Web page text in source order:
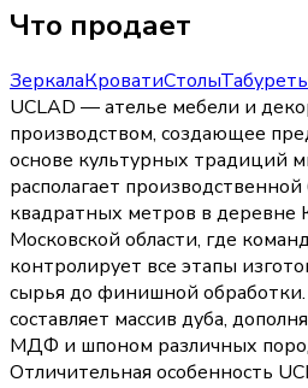
Что продает
ЗеркалаКроватиСтолы
UCLAD — ателье мебели и
производством, создающее
основе культурных традиций
располагает
квадратных метров в деревне
Московской области, где
контролирует все этапы
сырья до финишной обработки.
составляет массив дуба,
МДФ и шпоном различных
Отличительная особенность